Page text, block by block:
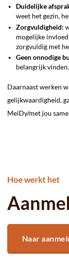
Duidelijke
weet het gezin,
Zorgvuldigheid:
mogelijke
zorgvuldig met
Geen onnodige
belangrijk vinden.
Daarnaast werken
gelijkwaardigheid,
MeiDy/met jou
Hoe werkt het
Naar